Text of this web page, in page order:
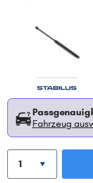
Fahrzeug